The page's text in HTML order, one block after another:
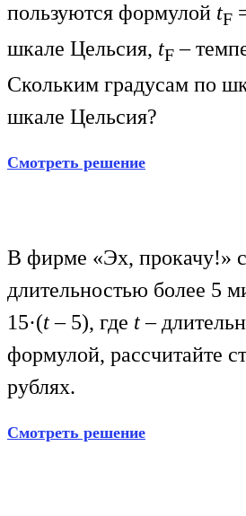
пользуются формулой tF
шкале Цельсия, tF –
Скольким градусам по
шкале Цельсия?
Смотреть решение
В фирме «Эх, прокачу!»
длительностью более 5
15·(t– 5), где t–
формулой, рассчитайте
рублях.
Смотреть решение